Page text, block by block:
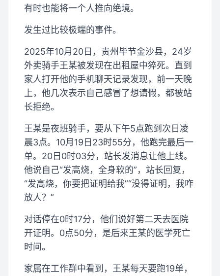
有时也能将一个人推向绝境。
发生过比较极端的事件。
2025年10月20日，贵州毕节金沙县，24岁
外卖骑手王某被发现在出租屋中猝死。直到
家人打开他的手机聊天记录发现，前一天晚
上，他几次表示自己感冒了想请假，都被站
长拒绝。
王某是夜班骑手，要从下午5点跑到次日凌
晨3点。10月19日23时55分，他跑完最后一
单。20日0时03分，站长发消息让他上线。
他说自己“发高烧，全身软的”，站长回复，
“发高烧，你要把证明给我”“没得证明，我咋
放人？”
对话停在0时17分，他们说好第二天去医院
开证明。0点50分，是后来王某的医学死亡
时间。
家属在工作群中看到，王某每天要跑19单，